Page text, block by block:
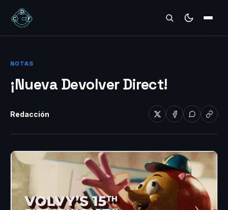
REVIEWS
NOTAS
¡Nueva Devolver Direct!
Redacción